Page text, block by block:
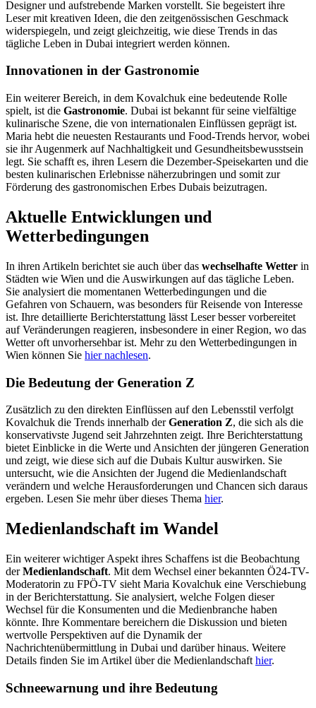
Designer und aufstrebende Marken vorstellt. Sie begeistert ihre
Leser mit kreativen Ideen, die den zeitgenössischen Geschmack
widerspiegeln, und zeigt gleichzeitig, wie diese Trends in das
tägliche Leben in Dubai integriert werden können.
Innovationen in der Gastronomie
Ein weiterer Bereich, in dem Kovalchuk eine bedeutende Rolle
spielt, ist die Gastronomie. Dubai ist bekannt für seine vielfältige
kulinarische Szene, die von internationalen Einflüssen geprägt ist.
Maria hebt die neuesten Restaurants und Food-Trends hervor, wobei
sie ihr Augenmerk auf Nachhaltigkeit und Gesundheitsbewusstsein
legt. Sie schafft es, ihren Lesern die Dezember-Speisekarten und die
besten kulinarischen Erlebnisse näherzubringen und somit zur
Förderung des gastronomischen Erbes Dubais beizutragen.
Aktuelle Entwicklungen und
Wetterbedingungen
In ihren Artikeln berichtet sie auch über das wechselhafte Wetter in
Städten wie Wien und die Auswirkungen auf das tägliche Leben.
Sie analysiert die momentanen Wetterbedingungen und die
Gefahren von Schauern, was besonders für Reisende von Interesse
ist. Ihre detaillierte Berichterstattung lässt Leser besser vorbereitet
auf Veränderungen reagieren, insbesondere in einer Region, wo das
Wetter oft unvorhersehbar ist. Mehr zu den Wetterbedingungen in
Wien können Sie hier nachlesen.
Die Bedeutung der Generation Z
Zusätzlich zu den direkten Einflüssen auf den Lebensstil verfolgt
Kovalchuk die Trends innerhalb derGeneration Z, die sich als die
konservativste Jugend seit Jahrzehnten zeigt. Ihre Berichterstattung
bietet Einblicke in die Werte und Ansichten der jüngeren Generation
und zeigt, wie diese sich auf die Dubais Kultur auswirken. Sie
untersucht, wie die Ansichten der Jugend die Medienlandschaft
verändern und welche Herausforderungen und Chancen sich daraus
ergeben. Lesen Sie mehr über dieses Thema hier.
Medienlandschaft im Wandel
Ein weiterer wichtiger Aspekt ihres Schaffens ist die Beobachtung
derMedienlandschaft. Mit dem Wechsel einer bekannten Ö24-TV-
Moderatorin zu FPÖ-TV sieht Maria Kovalchuk eine Verschiebung
in der Berichterstattung. Sie analysiert, welche Folgen dieser
Wechsel für die Konsumenten und die Medienbranche haben
könnte. Ihre Kommentare bereichern die Diskussion und bieten
wertvolle Perspektiven auf die Dynamik der
Nachrichtenübermittlung in Dubai und darüber hinaus. Weitere
Details finden Sie im Artikel über die Medienlandschaft hier.
Schneewarnung und ihre Bedeutung